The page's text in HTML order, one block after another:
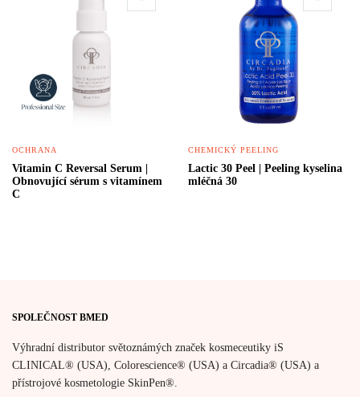
OCHRANA
Vitamin C Reversal Serum |
Obnovující sérum s vitamínem
C
CHEMICKÝ PEELING
Lactic 30 Peel | Peeling kyselina
mléčná 30
SPOLEČNOST BMED
Výhradní distributor světoznámých značek kosmeceutiky iS
CLINICAL® (USA), Colorescience® (USA) a Circadia® (USA) a
přístrojové kosmetologie SkinPen®.